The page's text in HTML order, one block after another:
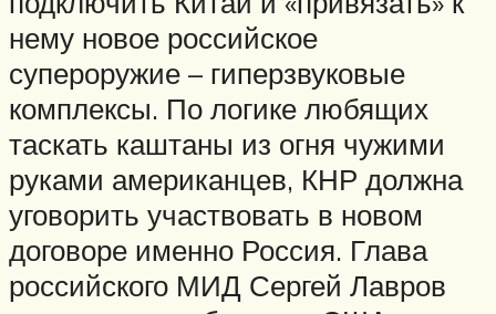
нему новое российское
супероружие – гиперзвуковые
комплексы. По логике любящих
таскать каштаны из огня чужими
руками американцев, КНР должна
уговорить участвовать в новом
договоре именно Россия. Глава
российского МИД Сергей Лавров